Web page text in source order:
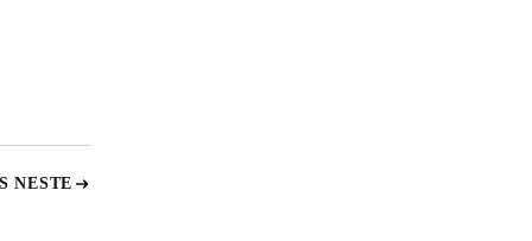
NESTE